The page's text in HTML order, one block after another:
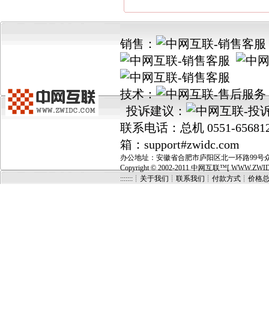
销售：
技术：
投诉建议：
联系电话：总机 0551-
箱：support#zwidc.com
办公地址：安徽省合肥市庐阳区北一环路99号
Copyright © 2002-2011 中网互联™[
:::::::┊关于我们 ┊ 联系我们 ┊ 付款方式 ┊ 价格